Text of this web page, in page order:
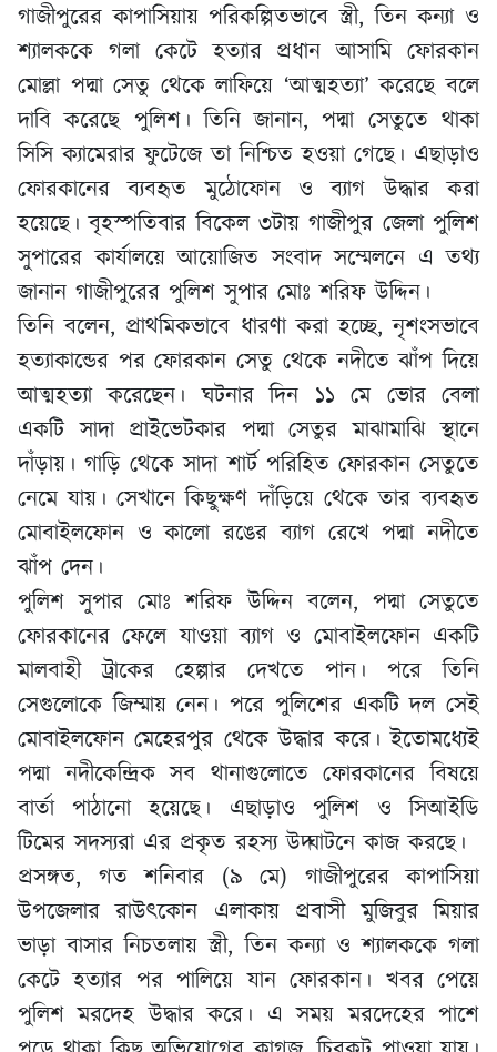
গাজীপুরের কাপাসিয়ায় পরিকল্পিতভাবে স্ত্রী, তিন কন্যা ও
শ্যালককে গলা কেটে হত্যার প্রধান আসামি ফোরকান
মোল্লা পদ্মা সেতু থেকে লাফিয়ে ‘আত্মহত্যা’ করেছে বলে
দাবি করেছে পুলিশ। তিনি জানান, পদ্মা সেতুতে থাকা
সিসি ক্যামেরার ফুটেজে তা নিশ্চিত হওয়া গেছে। এছাড়াও
ফোরকানের ব্যবহৃত মুঠোফোন ও ব্যাগ উদ্ধার করা
হয়েছে। বৃহস্পতিবার বিকেল ৩টায় গাজীপুর জেলা পুলিশ
সুপারের কার্যালয়ে আয়োজিত সংবাদ সম্মেলনে এ তথ্য
জানান গাজীপুরের পুলিশ সুপার মোঃ শরিফ উদ্দিন।
তিনি বলেন, প্রাথমিকভাবে ধারণা করা হচ্ছে, নৃশংসভাবে
হত্যাকান্ডের পর ফোরকান সেতু থেকে নদীতে ঝাঁপ দিয়ে
আত্মহত্যা করেছেন। ঘটনার দিন ১১ মে ভোর বেলা
একটি সাদা প্রাইভেটকার পদ্মা সেতুর মাঝামাঝি স্থানে
দাঁড়ায়। গাড়ি থেকে সাদা শার্ট পরিহিত ফোরকান সেতুতে
নেমে যায়। সেখানে কিছুক্ষণ দাঁড়িয়ে থেকে তার ব্যবহৃত
মোবাইলফোন ও কালো রঙের ব্যাগ রেখে পদ্মা নদীতে
ঝাঁপ দেন।
পুলিশ সুপার মোঃ শরিফ উদ্দিন বলেন, পদ্মা সেতুতে
ফোরকানের ফেলে যাওয়া ব্যাগ ও মোবাইলফোন একটি
মালবাহী ট্রাকের হেল্পার দেখতে পান। পরে তিনি
সেগুলোকে জিম্মায় নেন। পরে পুলিশের একটি দল সেই
মোবাইলফোন মেহেরপুর থেকে উদ্ধার করে। ইতোমধ্যেই
পদ্মা নদীকেন্দ্রিক সব থানাগুলোতে ফোরকানের বিষয়ে
বার্তা পাঠানো হয়েছে। এছাড়াও পুলিশ ও সিআইডি
টিমের সদস্যরা এর প্রকৃত রহস্য উদ্ঘাটনে কাজ করছে।
প্রসঙ্গত, গত শনিবার (৯ মে) গাজীপুরের কাপাসিয়া
উপজেলার রাউৎকোন এলাকায় প্রবাসী মুজিবুর মিয়ার
ভাড়া বাসার নিচতলায় স্ত্রী, তিন কন্যা ও শ্যালককে গলা
কেটে হত্যার পর পালিয়ে যান ফোরকান। খবর পেয়ে
পুলিশ মরদেহ উদ্ধার করে। এ সময় মরদেহের পাশে